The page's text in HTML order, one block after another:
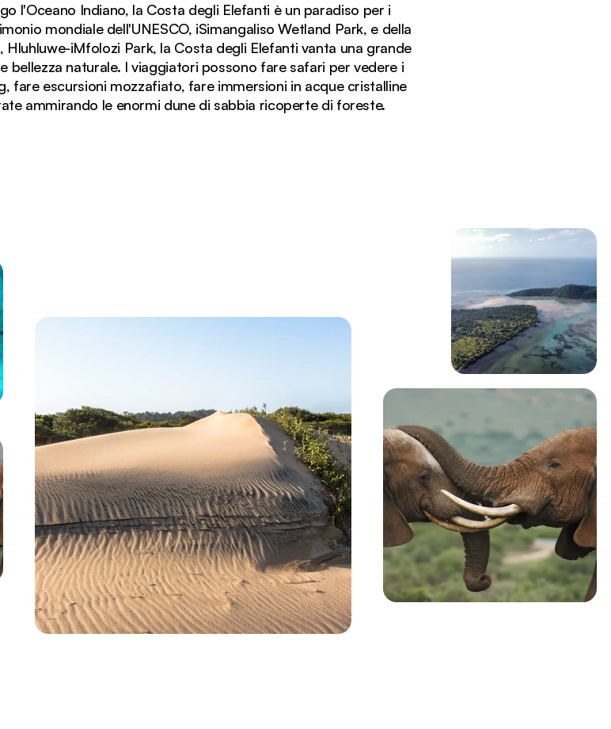
l'Oceano Indiano, la Costa degli Elefanti è un paradiso per i
mondiale dell'UNESCO, iSimangaliso Wetland Park, e della
iMfolozi Park, la Costa degli Elefanti vanta una grande
bellezza naturale. I viaggiatori possono fare safari per vedere i
fare escursioni mozzafiato, fare immersioni in acque cristalline
ammirando le enormi dune di sabbia ricoperte di foreste.